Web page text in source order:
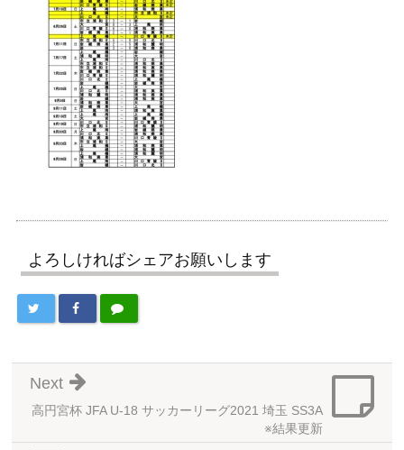
よろしければシェアお願いします
高円宮杯 JFA U-18 サッカーリーグ2021 埼玉 SS3A
※結果更新
Next